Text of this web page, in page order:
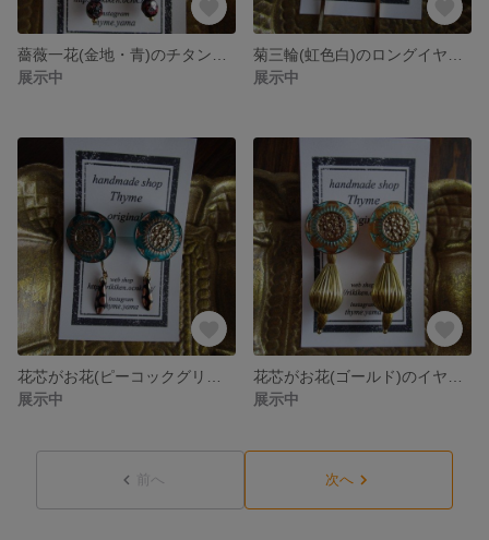
展示中
展示中
展示中
展示中
前へ 次へ